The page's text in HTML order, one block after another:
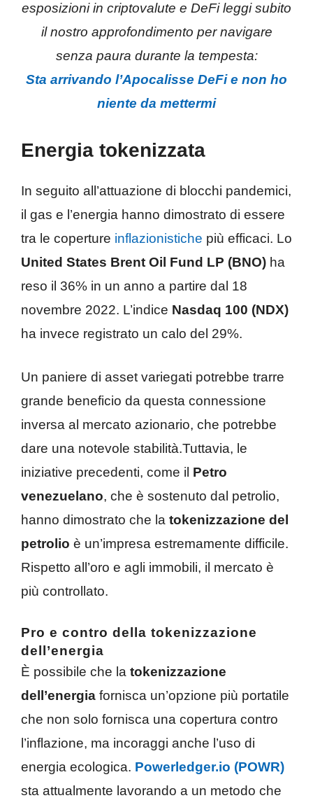
esposizioni in criptovalute e DeFi leggi subito
il nostro approfondimento per navigare
senza paura durante la tempesta:
Sta arrivando l’Apocalisse DeFi e non ho
niente da mettermi
Energia tokenizzata
In seguito all’attuazione di blocchi pandemici,
il gas e l’energia hanno dimostrato di essere
tra le coperture inflazionistiche più efficaci. Lo
United States Brent Oil Fund LP (BNO) ha
reso il 36% in un anno a partire dal 18
novembre 2022. L’indice Nasdaq 100 (NDX)
ha invece registrato un calo del 29%.
Un paniere di asset variegati potrebbe trarre
grande beneficio da questa connessione
inversa al mercato azionario, che potrebbe
dare una notevole stabilità.Tuttavia, le
iniziative precedenti, come il Petro
venezuelano, che è sostenuto dal petrolio,
hanno dimostrato che la tokenizzazione del
petrolio è un’impresa estremamente difficile.
Rispetto all’oro e agli immobili, il mercato è
più controllato.
Pro e contro della tokenizzazione
dell’energia
È possibile che la tokenizzazione
dell’energia fornisca un’opzione più portatile
che non solo fornisca una copertura contro
l’inflazione, ma incoraggi anche l’uso di
energia ecologica. Powerledger.io (POWR)
sta attualmente lavorando a un metodo che